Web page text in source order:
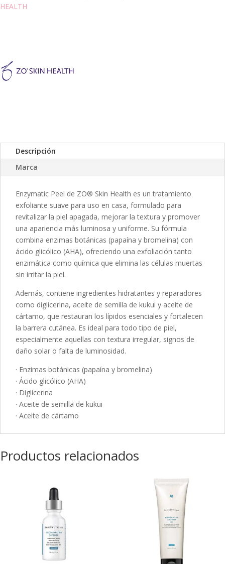
HEALTH
HEALTH
Descripción
Marca
Enzymatic Peel de ZO® Skin Health es un tratamiento
exfoliante suave para uso en casa, formulado para
revitalizar la piel apagada, mejorar la textura y promover
una apariencia más luminosa y uniforme. Su fórmula
combina enzimas botánicas (papaína y bromelina) con
ácido glicólico (AHA), ofreciendo una exfoliación tanto
enzimática como química que elimina las células muertas
sin irritar la piel.
Además, contiene ingredientes hidratantes y reparadores
como diglicerina, aceite de semilla de kukui y aceite de
cártamo, que restauran los lípidos esenciales y fortalecen
la barrera cutánea. Es ideal para todo tipo de piel,
especialmente aquellas con textura irregular, signos de
daño solar o falta de luminosidad.
· Enzimas botánicas (papaína y bromelina)
· Ácido glicólico (AHA)
· Diglicerina
· Aceite de semilla de kukui
· Aceite de cártamo
Productos relacionados